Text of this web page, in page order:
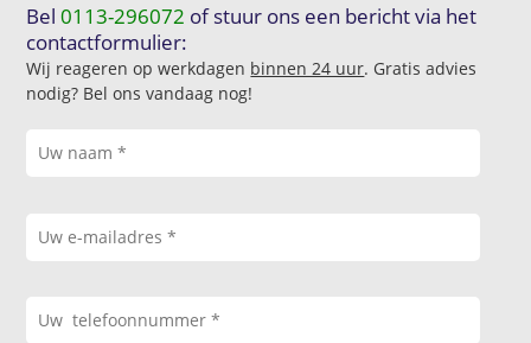
Bel0113-296072 of stuur ons een bericht via het
contactformulier:
Wij reageren op werkdagen binnen 24 uur. Gratis advies
nodig? Bel ons vandaag nog!